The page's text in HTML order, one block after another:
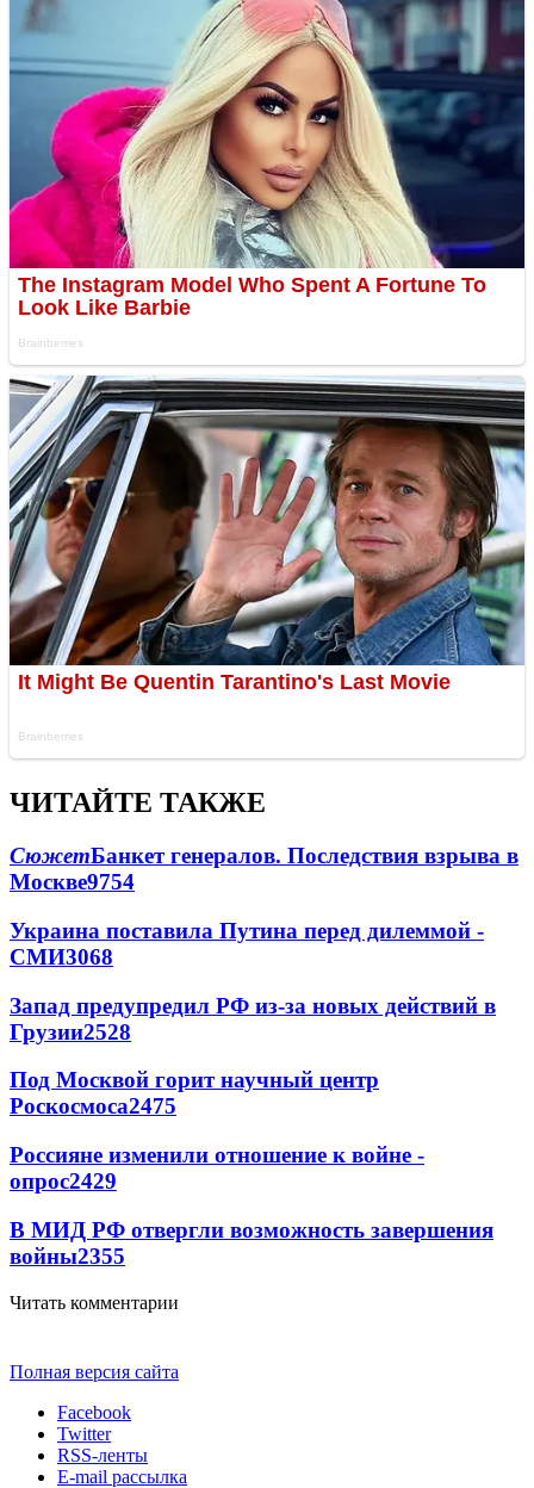
ЧИТАЙТЕ ТАКЖЕ
СюжетБанкет генералов. Последствия взрыва в
Москве9754
Украина поставила Путина перед дилеммой -
СМИ3068
Запад предупредил РФ из-за новых действий в
Грузии2528
Под Москвой горит научный центр
Роскосмоса2475
Россияне изменили отношение к войне -
опрос2429
В МИД РФ отвергли возможность завершения
войны2355
Читать комментарии
Полная версия сайта
Facebook
Twitter
RSS-ленты
E-mail рассылка